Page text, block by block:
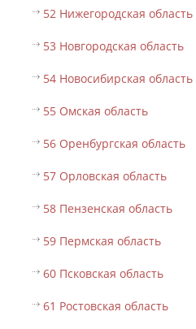
52 Нижегородская область
53 Новгородская область
54 Новосибирская область
55 Омская область
56 Оренбургская область
57 Орловская область
58 Пензенская область
59 Пермская область
60 Псковская область
61 Ростовская область